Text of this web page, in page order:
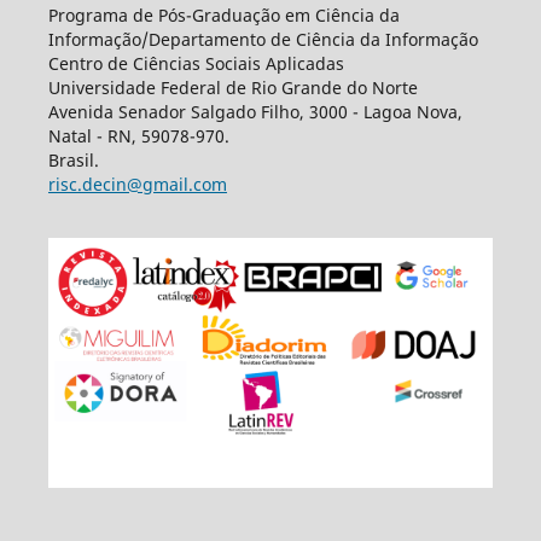
Programa de Pós-Graduação em Ciência da
Informação/Departamento de Ciência da Informação
Centro de Ciências Sociais Aplicadas
Universidade Federal de Rio Grande do Norte
Avenida Senador Salgado Filho, 3000 - Lagoa Nova,
Natal - RN, 59078-970.
Brasil.
risc.decin@gmail.com